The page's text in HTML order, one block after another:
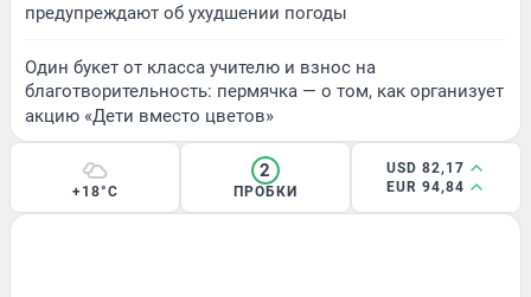
предупреждают об ухудшении погоды
Один букет от класса учителю и взнос на
благотворительность: пермячка — о том, как организует
акцию «Дети вместо цветов»
+18°C
2
ПРОБКИ
USD 82,17
EUR 94,84